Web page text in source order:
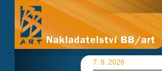
7. 8. 2026